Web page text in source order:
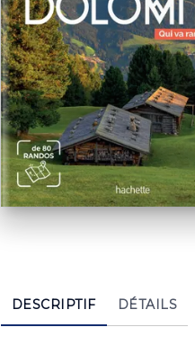
DESCRIPTIF DÉTAILS